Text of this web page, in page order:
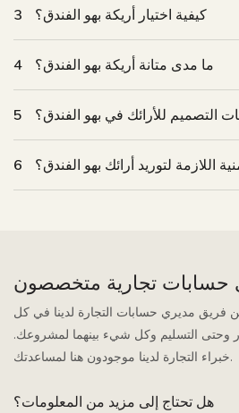
3 كيفية اختيار أريكة بهو الفندق؟
4 ما مدى متانة أريكة بهو الفندق؟
5 التصميم للأرائك في بهو الفندق؟
6 اللازمة لتوريد أرائك بهو الفندق؟
حسابات تجارية متخصصون
مديري حسابات التجارة لدينا في كل
التسليم وكل شيء بينهما لمشروعك.
خبراء التجارة لدينا موجودون هنا لمساعدتك.
هل تحتاج إلى مزيد من المعلومات؟